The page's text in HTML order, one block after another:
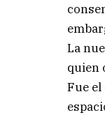
La
quien
Fue